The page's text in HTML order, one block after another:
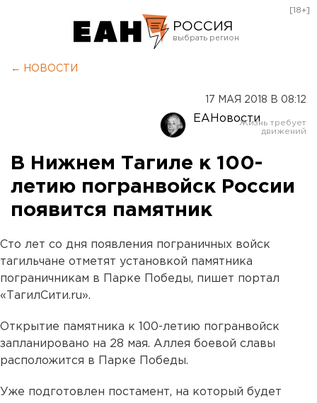
РОССИЯ
Оренбург
[18+]
← НОВОСТИ
17 МАЯ 2018 В 08:12
ЕАНовости
В Нижнем Тагиле к 100-
летию погранвойск России
появится памятник
Сто лет со дня появления пограничных войск
тагильчане отметят установкой памятника
пограничникам в Парке Победы, пишет портал
«ТагилСити.ru».
Открытие памятника к 100-летию погранвойск
запланировано на 28 мая. Аллея боевой славы
расположится в Парке Победы.
Уже подготовлен постамент, на который будет